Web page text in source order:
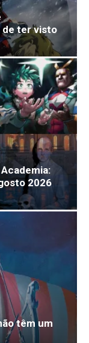
de ter visto
2026
têm um